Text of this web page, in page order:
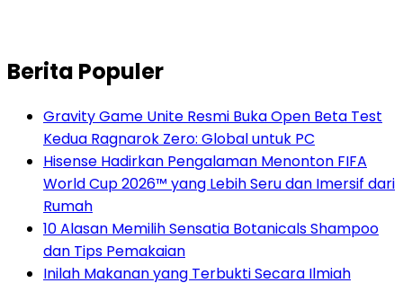
Berita Populer
Gravity Game Unite Resmi Buka Open Beta Test
Kedua Ragnarok Zero: Global untuk PC
Hisense Hadirkan Pengalaman Menonton FIFA
World Cup 2026™ yang Lebih Seru dan Imersif dari
Rumah
10 Alasan Memilih Sensatia Botanicals Shampoo
dan Tips Pemakaian
Inilah Makanan yang Terbukti Secara Ilmiah